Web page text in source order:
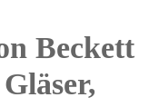
Beckett